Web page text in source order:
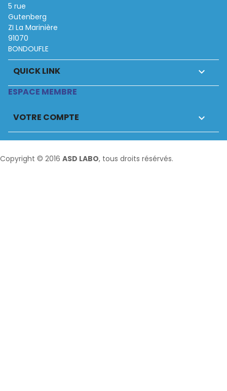
5 rue
Gutenberg
ZI La Marinière
91070
BONDOUFLE
QUICK LINK 
ESPACE MEMBRE
VOTRE COMPTE 
Copyright © 2016 ASD LABO, tous droits résérvés.